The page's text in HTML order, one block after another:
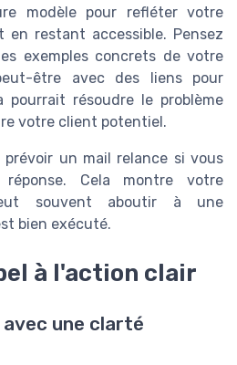
modèle pour refléter votre
en restant accessible. Pensez
exemples concrets de votre
être avec des liens pour
pourrait résoudre le problème
votre client potentiel.
prévoir un mail relance si vous
Cela montre votre
souvent aboutir à une
bien exécuté.
à l'action clair
une clarté